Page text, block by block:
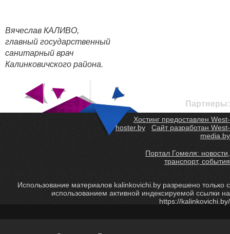
Вячеслав КАЛИВО,
главный государственный
санитарный врач
Калинковичского района.
Партнеры:
Хостинг предоставлен West-
hoster.by
Сайт разработан West-
media.by
Портал Гомеля: новости,
транспорт, события
Использование материалов kalinkovichi.by разрешено только с
использованием активной индексируемой ссылки на
https://kalinkovichi.by/